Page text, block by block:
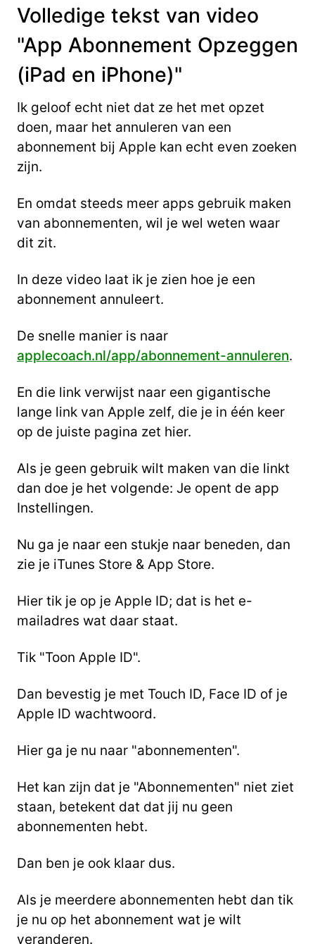
Volledige tekst van video
"App Abonnement Opzeggen
(iPad en iPhone)"
Ik geloof echt niet dat ze het met opzet
doen, maar het annuleren van een
abonnement bij Apple kan echt even zoeken
zijn.
En omdat steeds meer apps gebruik maken
van abonnementen, wil je wel weten waar
dit zit.
In deze video laat ik je zien hoe je een
abonnement annuleert.
De snelle manier is naar
applecoach.nl/app/abonnement-annuleren.
En die link verwijst naar een gigantische
lange link van Apple zelf, die je in één keer
op de juiste pagina zet hier.
Als je geen gebruik wilt maken van die linkt
dan doe je het volgende: Je opent de app
Instellingen.
Nu ga je naar een stukje naar beneden, dan
zie je iTunes Store & App Store.
Hier tik je op je Apple ID; dat is het e-
mailadres wat daar staat.
Tik "Toon Apple ID".
Dan bevestig je met Touch ID, Face ID of je
Apple ID wachtwoord.
Hier ga je nu naar "abonnementen".
Het kan zijn dat je "Abonnementen" niet ziet
staan, betekent dat dat jij nu geen
abonnementen hebt.
Dan ben je ook klaar dus.
Als je meerdere abonnementen hebt dan tik
je nu op het abonnement wat je wilt
veranderen.